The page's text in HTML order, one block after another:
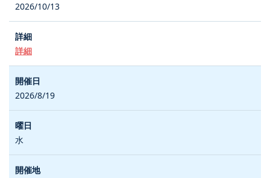
2026/10/13
詳細
2026/8/19
水